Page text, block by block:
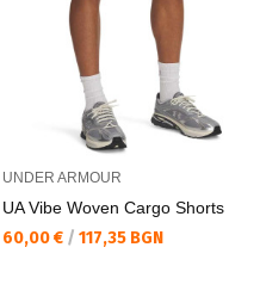
UNDER ARMOUR
UA Vibe Woven Cargo Shorts
Текуща цена:
60,00 € / 117,35 BGN